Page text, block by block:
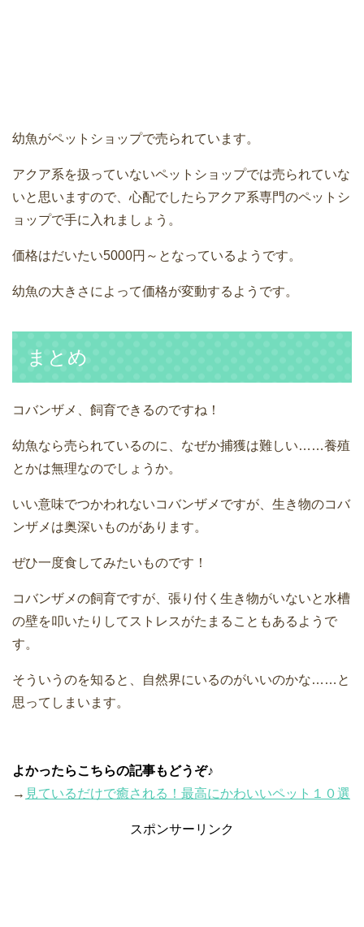
幼魚がペットショップで売られています。
アクア系を扱っていないペットショップでは売られていな
いと思いますので、心配でしたらアクア系専門のペットシ
ョップで手に入れましょう。
価格はだいたい5000円～となっているようです。
幼魚の大きさによって価格が変動するようです。
まとめ
コバンザメ、飼育できるのですね！
幼魚なら売られているのに、なぜか捕獲は難しい……養殖
とかは無理なのでしょうか。
いい意味でつかわれないコバンザメですが、生き物のコバ
ンザメは奥深いものがあります。
ぜひ一度食してみたいものです！
コバンザメの飼育ですが、張り付く生き物がいないと水槽
の壁を叩いたりしてストレスがたまることもあるようで
す。
そういうのを知ると、自然界にいるのがいいのかな……と
思ってしまいます。
よかったらこちらの記事もどうぞ♪
→ 見ているだけで癒される！最高にかわいいペット１０選
スポンサーリンク